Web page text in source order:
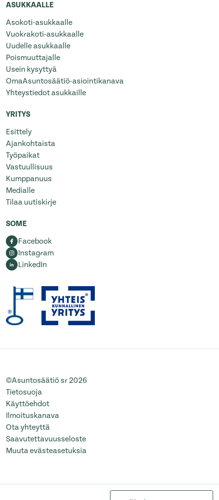
ASUKKAALLE
Asokoti-asukkaalle
Vuokrakoti-asukkaalle
Uudelle asukkaalle
Poismuuttajalle
Usein kysyttyä
OmaAsuntosäätiö-asiointikanava
Yhteystiedot asukkaille
YRITYS
Esittely
Ajankohtaista
Työpaikat
Vastuullisuus
Kumppanuus
Medialle
Tilaa uutiskirje
SOME
Facebook
Instagram
LinkedIn
©Asuntosäätiö sr 2026
Tietosuoja
Käyttöehdot
Ilmoituskanava
Ota yhteyttä
Saavutettavuusseloste
Muuta evästeasetuksia